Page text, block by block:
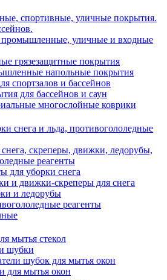
спортивные, уличные покрытия.
уличные и входные
грязезащитные покрытия
напольные покрытия
спортзалов и бассейнов
для бассейнов и саун
многослойные коврики
снега и льда, противогололедные
скреперы, движки, ледорубы,
реагенты
для уборки снега
и движки-скреперы для снега
и ледорубы
реагенты
мытья стекол
шубки
шубок для мытья окон
для мытья окон